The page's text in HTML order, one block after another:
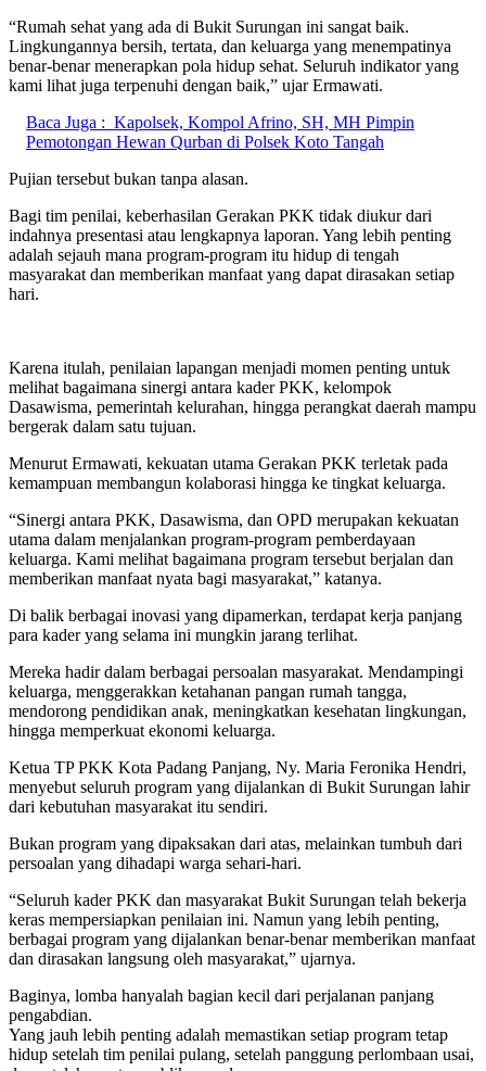
“Rumah sehat yang ada di Bukit Surungan ini sangat baik.
Lingkungannya bersih, tertata, dan keluarga yang menempatinya
benar-benar menerapkan pola hidup sehat. Seluruh indikator yang
kami lihat juga terpenuhi dengan baik,” ujar Ermawati.
Baca Juga : Kapolsek, Kompol Afrino, SH, MH Pimpin
Pemotongan Hewan Qurban di Polsek Koto Tangah
Pujian tersebut bukan tanpa alasan.
Bagi tim penilai, keberhasilan Gerakan PKK tidak diukur dari
indahnya presentasi atau lengkapnya laporan. Yang lebih penting
adalah sejauh mana program-program itu hidup di tengah
masyarakat dan memberikan manfaat yang dapat dirasakan setiap
hari.
Karena itulah, penilaian lapangan menjadi momen penting untuk
melihat bagaimana sinergi antara kader PKK, kelompok
Dasawisma, pemerintah kelurahan, hingga perangkat daerah mampu
bergerak dalam satu tujuan.
Menurut Ermawati, kekuatan utama Gerakan PKK terletak pada
kemampuan membangun kolaborasi hingga ke tingkat keluarga.
“Sinergi antara PKK, Dasawisma, dan OPD merupakan kekuatan
utama dalam menjalankan program-program pemberdayaan
keluarga. Kami melihat bagaimana program tersebut berjalan dan
memberikan manfaat nyata bagi masyarakat,” katanya.
Di balik berbagai inovasi yang dipamerkan, terdapat kerja panjang
para kader yang selama ini mungkin jarang terlihat.
Mereka hadir dalam berbagai persoalan masyarakat. Mendampingi
keluarga, menggerakkan ketahanan pangan rumah tangga,
mendorong pendidikan anak, meningkatkan kesehatan lingkungan,
hingga memperkuat ekonomi keluarga.
Ketua TP PKK Kota Padang Panjang, Ny. Maria Feronika Hendri,
menyebut seluruh program yang dijalankan di Bukit Surungan lahir
dari kebutuhan masyarakat itu sendiri.
Bukan program yang dipaksakan dari atas, melainkan tumbuh dari
persoalan yang dihadapi warga sehari-hari.
“Seluruh kader PKK dan masyarakat Bukit Surungan telah bekerja
keras mempersiapkan penilaian ini. Namun yang lebih penting,
berbagai program yang dijalankan benar-benar memberikan manfaat
dan dirasakan langsung oleh masyarakat,” ujarnya.
Baginya, lomba hanyalah bagian kecil dari perjalanan panjang
pengabdian.
Yang jauh lebih penting adalah memastikan setiap program tetap
hidup setelah tim penilai pulang, setelah panggung perlombaan usai,